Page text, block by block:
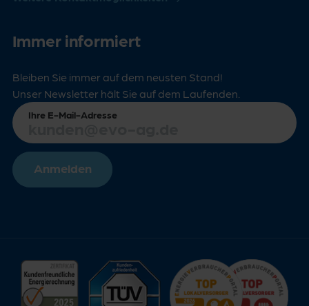
Immer informiert
Bleiben Sie immer auf dem neusten Stand!
Unser Newsletter hält Sie auf dem Laufenden.
Ihre E-Mail-Adresse
Anmelden